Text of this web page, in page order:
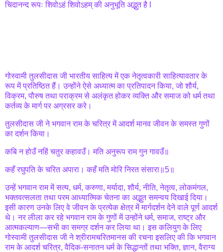
चिदानन्द रूपः शिवोऽहं शिवोऽहम् की अनुभूति अद्भुत है l
गोस्वामी तुलसीदास जी भारतीय साहित्य में एक नेतृत्वकारी साहित्यावतार के
रूप में प्रतिष्ठित हैं। उन्होंने ऐसे अध्यात्म का प्रतिपादन किया, जो शौर्य,
विक्रम, पौरुष तथा पराक्रम से अलंकृत होकर व्यक्ति और समाज को धर्म तथा
कर्तव्य के मार्ग पर अग्रसर करे।
तुलसीदास जी ने भगवान राम के चरित्र में आदर्श मानव जीवन के समस्त गुणों
का दर्शन किया।
कबि न होउँ नहिं चतुर कहावउँ। मति अनुरूप राम गुन गावउँ॥
कहँ रघुपति के चरित अपारा। कहँ मति मोरि निरत संसारा॥5॥
उन्हें भगवान राम में सत्य, धर्म, करुणा, मर्यादा, शौर्य, नीति, नेतृत्व, लोकमंगल,
भक्तवत्सलता तथा परम आध्यात्मिक चेतना का अद्भुत समन्वय दिखाई दिया।
इसी कारण उनके लिए वे जीवन के प्रत्येक क्षेत्र में मार्गदर्शन देने वाले पूर्ण आदर्श
थे। नर लीला कर रहे भगवान राम के गुणों में उन्होंने धर्म, समाज, राष्ट्र और
आत्मकल्याण—सभी का समग्र दर्शन कर लिया था। इस कलियुग के लिए
गोस्वामी तुलसीदास जी ने श्रीरामचरितमानस की रचना इसलिए की कि भगवान
राम के आदर्श चरित्र, वैदिक-सनातन धर्म के सिद्धान्तों तथा भक्ति, ज्ञान, वैराग्य